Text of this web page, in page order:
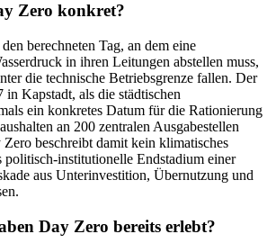
Zero konkret?
berechneten Tag, an dem eine
in ihren Leitungen abstellen muss,
die technische Betriebsgrenze fallen. Der
Kapstadt, als die städtischen
ein konkretes Datum für die Rationierung
an 200 zentralen Ausgabestellen
beschreibt damit kein klimatisches
politisch-institutionelle Endstadium einer
aus Unterinvestition, Übernutzung und
Day Zero bereits erlebt?